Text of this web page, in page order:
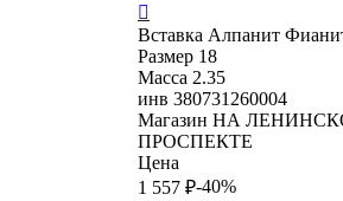

Вставка Алпанит
Размер 18
Масса 2.35
инв 380731260004
Магазин НА
ПРОСПЕКТЕ
Цена
1 557 ₽-40%